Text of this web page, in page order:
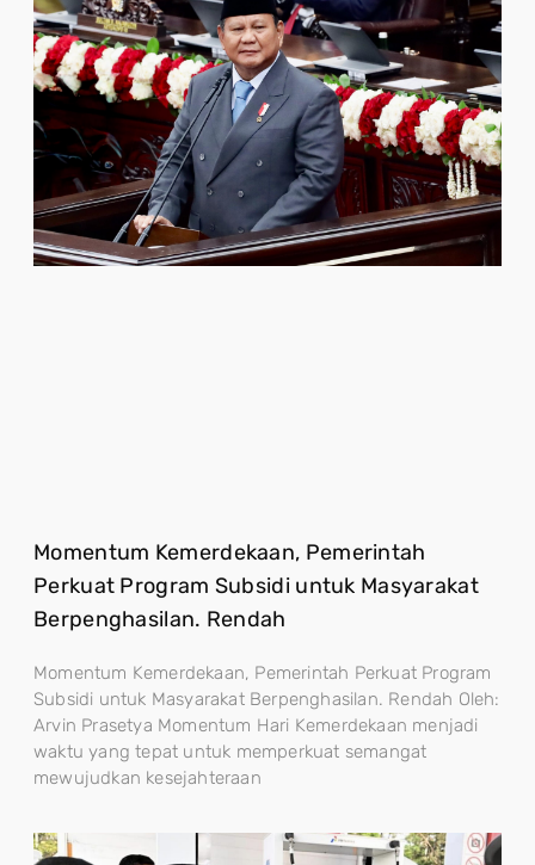
Momentum Kemerdekaan, Pemerintah
Perkuat Program Subsidi untuk Masyarakat
Berpenghasilan. Rendah
Momentum Kemerdekaan, Pemerintah Perkuat Program
Subsidi untuk Masyarakat Berpenghasilan. Rendah Oleh:
Arvin Prasetya Momentum Hari Kemerdekaan menjadi
waktu yang tepat untuk memperkuat semangat
mewujudkan kesejahteraan